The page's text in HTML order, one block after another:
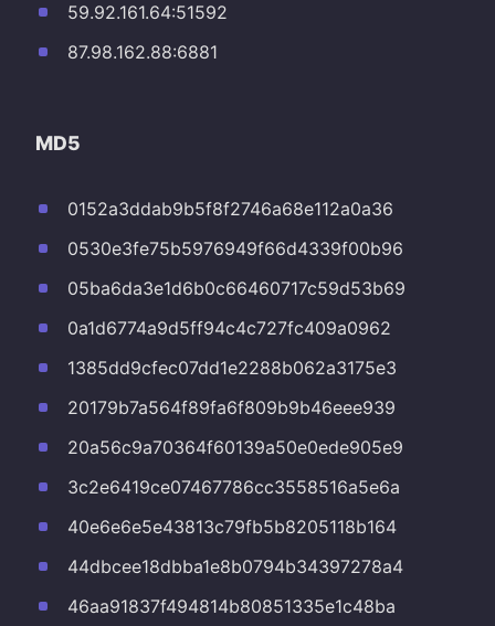
59.92.161.64:51592
87.98.162.88:6881
MD5
0152a3ddab9b5f8f2746a68e112a0a36
0530e3fe75b5976949f66d4339f00b96
05ba6da3e1d6b0c66460717c59d53b69
0a1d6774a9d5ff94c4c727fc409a0962
1385dd9cfec07dd1e2288b062a3175e3
20179b7a564f89fa6f809b9b46eee939
20a56c9a70364f60139a50e0ede905e9
3c2e6419ce07467786cc3558516a5e6a
40e6e6e5e43813c79fb5b8205118b164
44dbcee18dbba1e8b0794b34397278a4
46aa91837f494814b80851335e1c48ba